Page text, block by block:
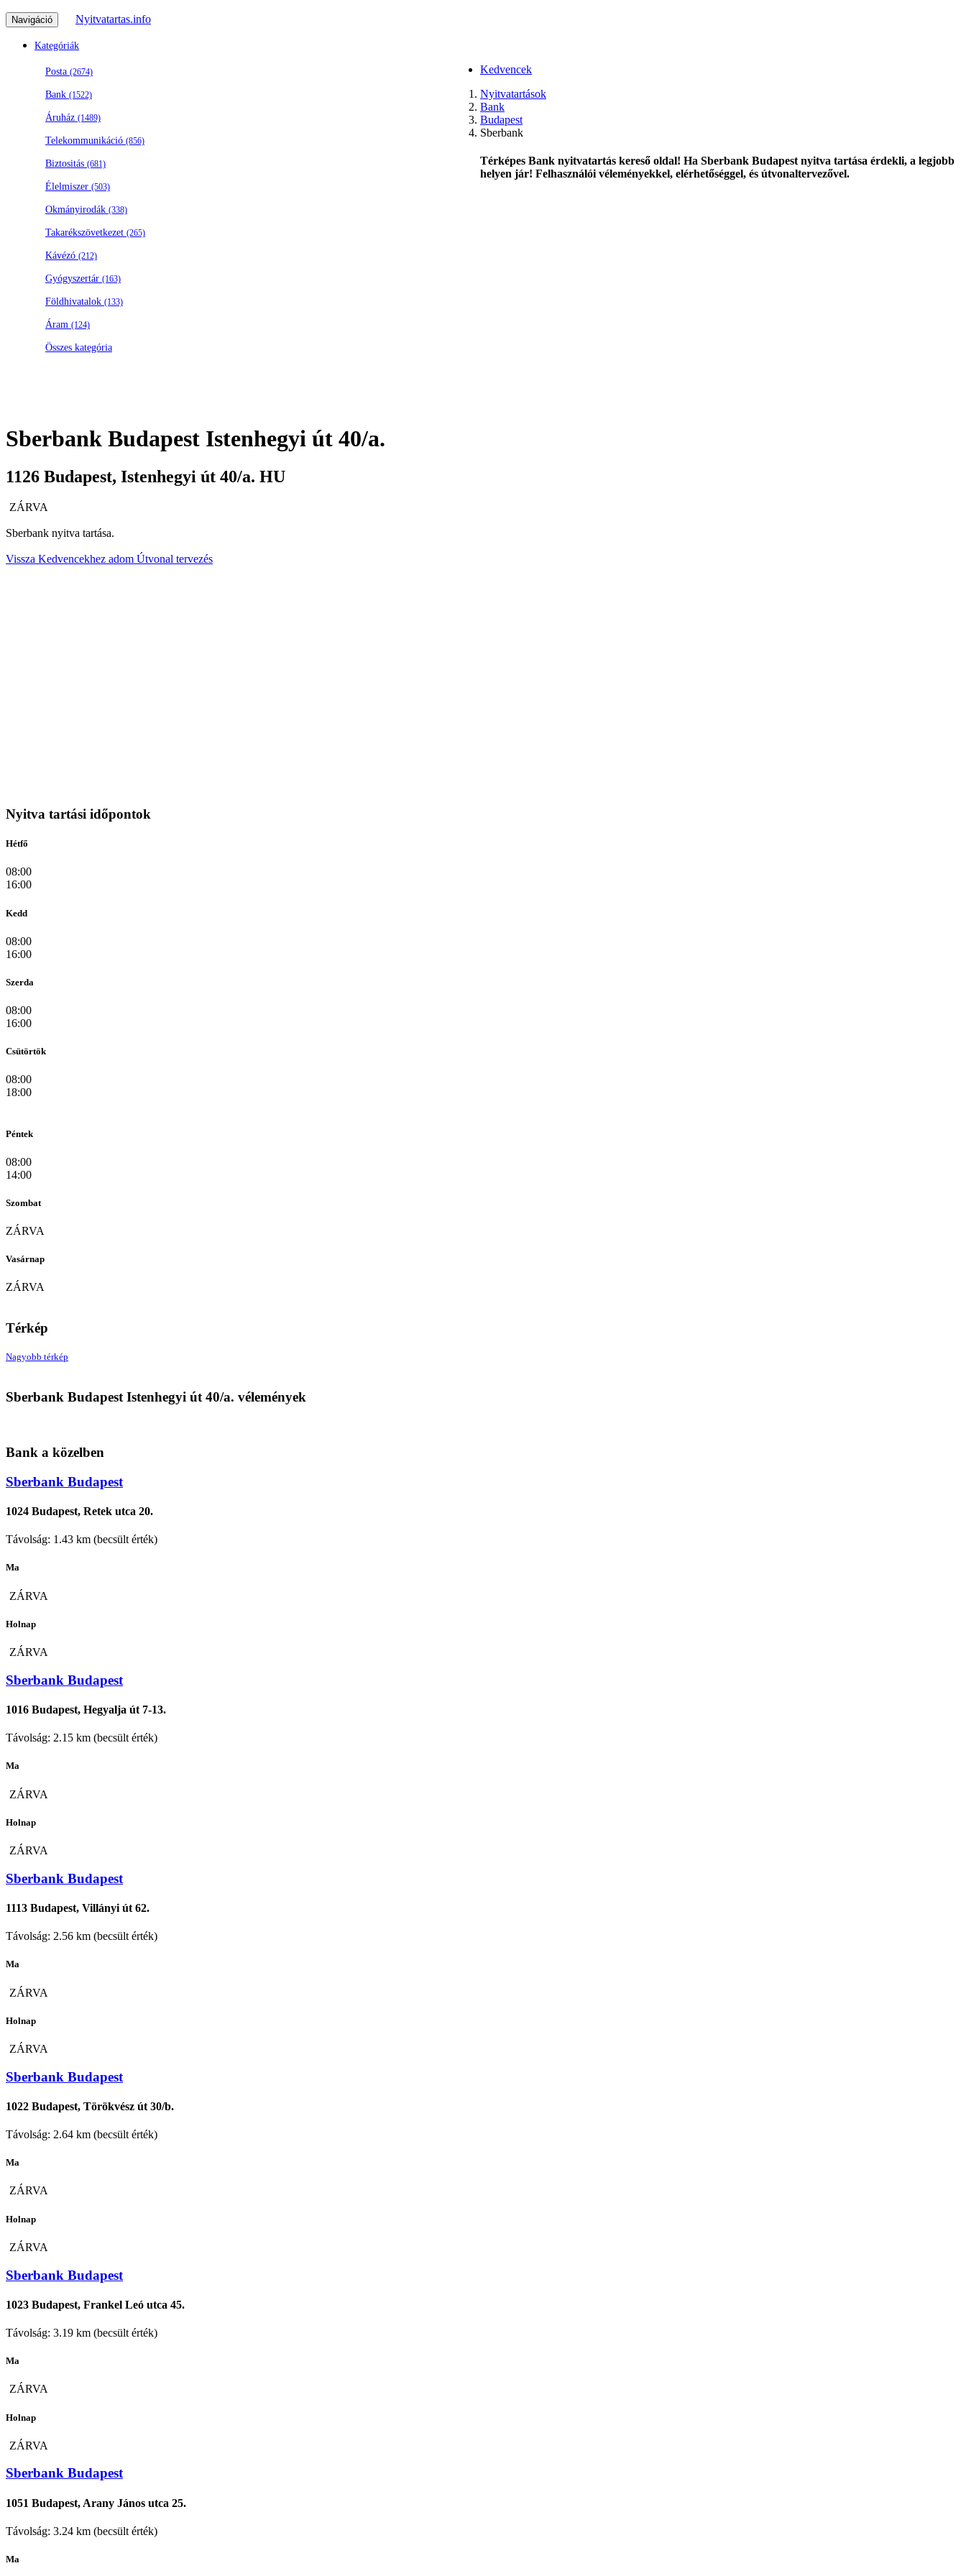
Navigáció Nyitvatartas.info
Kategóriák
Posta (2674)
Bank (1522)
Áruház (1489)
Telekommunikáció (856)
Biztositás (681)
Élelmiszer (503)
Okmányirodák (338)
Takarékszövetkezet (265)
Kávézó (212)
Gyógyszertár (163)
Földhivatalok (133)
Áram (124)
Összes kategória
Kedvencek
Nyitvatartások
Bank
Budapest
Sberbank
Térképes Bank nyitvatartás kereső oldal! Ha Sberbank Budapest nyitva tartása érdekli, a legjobb
helyen jár! Felhasználói véleményekkel, elérhetőséggel, és útvonaltervezővel.
Sberbank Budapest Istenhegyi út 40/a.
1126 Budapest, Istenhegyi út 40/a. HU
ZÁRVA
Sberbank nyitva tartása.
Vissza Kedvencekhez adom Útvonal tervezés
Nyitva tartási időpontok
Hétfő
08:00
16:00
Kedd
08:00
16:00
Szerda
08:00
16:00
Csütörtök
08:00
18:00
Péntek
08:00
14:00
Szombat
ZÁRVA
Vasárnap
ZÁRVA
Térkép
Nagyobb térkép
Sberbank Budapest Istenhegyi út 40/a. vélemények
Bank a közelben
Sberbank Budapest
1024 Budapest, Retek utca 20.
Távolság: 1.43 km (becsült érték)
Ma
ZÁRVA
Holnap
ZÁRVA
Sberbank Budapest
1016 Budapest, Hegyalja út 7-13.
Távolság: 2.15 km (becsült érték)
Ma
ZÁRVA
Holnap
ZÁRVA
Sberbank Budapest
1113 Budapest, Villányi út 62.
Távolság: 2.56 km (becsült érték)
Ma
ZÁRVA
Holnap
ZÁRVA
Sberbank Budapest
1022 Budapest, Törökvész út 30/b.
Távolság: 2.64 km (becsült érték)
Ma
ZÁRVA
Holnap
ZÁRVA
Sberbank Budapest
1023 Budapest, Frankel Leó utca 45.
Távolság: 3.19 km (becsült érték)
Ma
ZÁRVA
Holnap
ZÁRVA
Sberbank Budapest
1051 Budapest, Arany János utca 25.
Távolság: 3.24 km (becsült érték)
Ma